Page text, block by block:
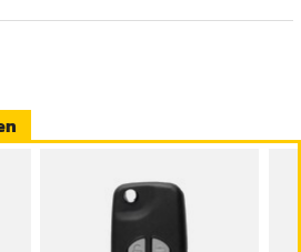
och inte en komplett fjärrkontroll.
köp för att säkerställa att form